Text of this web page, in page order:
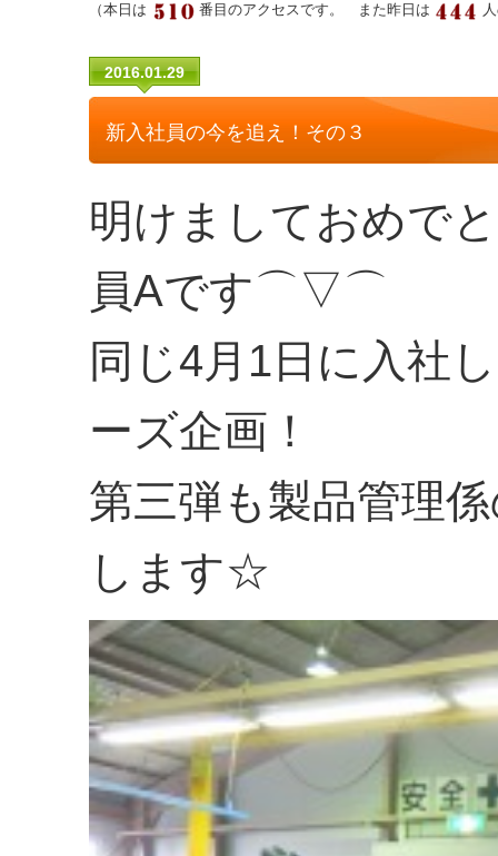
（本日は 番目のアクセスです。 また昨日は
2016.01.29
新入社員の今を追え！その３
明けましておめで
員Aです⌒▽⌒
同じ4月1日に入社
ーズ企画！
第三弾も製品管理
します☆